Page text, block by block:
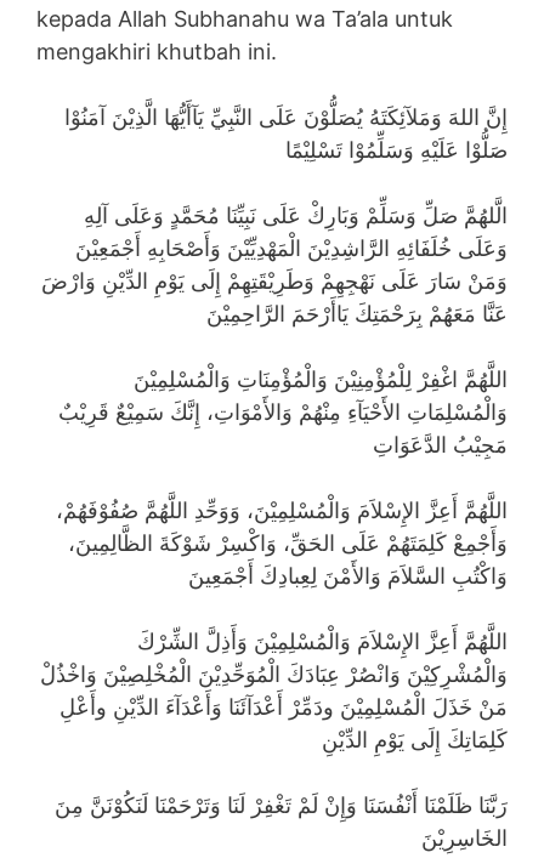
kepada Allah Subhanahu wa Ta’ala untuk
mengakhiri khutbah ini.
إِنَّ اللهَ وَمَلآئِكَتَهُ يُصَلُّوْنَ عَلَى النَّبِيِّ يَآأَيُّهَا الَّذِيْنَ آمَنُوْا
صَلُّوْا عَلَيْهِ وَسَلِّمُوْا تَسْلِيْمًا
وَعَلَى خُلَفَائِهِ الرَّاشِدِيْنَ الْمَهْدِيِّيْنَ وَأَصْحَابِهِ أَجْمَعِيْنَ
وَمَنْ سَارَ عَلَى نَهْجِهِمْ وَطَرِيْقَتِهِمْ إِلَى يَوْمِ الدِّيْنِ وَارْضَ
عَنَّا مَعَهُمْ بِرَحْمَتِكَ يَاأَرْحَمَ الرَّاحِمِيْنَ
اللَّهُمَّ اغْفِرْ لِلْمُؤْمِنِيْنَ وَالْمُؤْمِنَاتِ وَالْمُسْلِمِيْنَ
وَالْمُسْلِمَاتِ الأَحْيَآءِ مِنْهُمْ وَالأَمْوَاتِ، إِنَّكَ سَمِيْعٌ قَرِيْبٌ
مَجِيْبُ الدَّعَوَاتِ
اللَّهُمَّ أَعِزَّ الإِسْلاَمَ وَالْمُسْلِمِيْنَ، وَوَحِّدِ اللَّهُمَّ صُفُوْفَهُمْ،
وَأَجْمِعْ كَلِمَتَهُمْ عَلَى الحَقِّ، وَاكْسِرْ شَوْكَةَ الظَّالِمِينَ،
وَاكْتُبِ السَّلاَمَ وَالأَمْنَ لِعِبادِكَ أَجْمَعِينَ
اللَّهُمَّ أَعِزَّ الإِسْلاَمَ وَالْمُسْلِمِيْنَ وَأَذِلَّ الشِّرْكَ
وَالْمُشْرِكِيْنَ وَانْصُرْ عِبَادَكَ الْمُوَحِّدِيْنَ الْمُخْلِصِيْنَ وَاخْذُلْ
مَنْ خَذَلَ الْمُسْلِمِيْنَ ودَمِّرْ أَعْدَآئَنَا وَأَعْدَآءَ الدِّيْنِ وأَعْلِ
كَلِمَاتِكَ إِلَى يَوْمِ الدِّيْنِ
رَبَّنَا ظَلَمْنَا أَنْفُسَنَا وَإِنْ لَمْ تَغْفِرْ لَنَا وَتَرْحَمْنَا لَنَكُوْنَنَّ مِنَ
الخَاسِرِيْنَ